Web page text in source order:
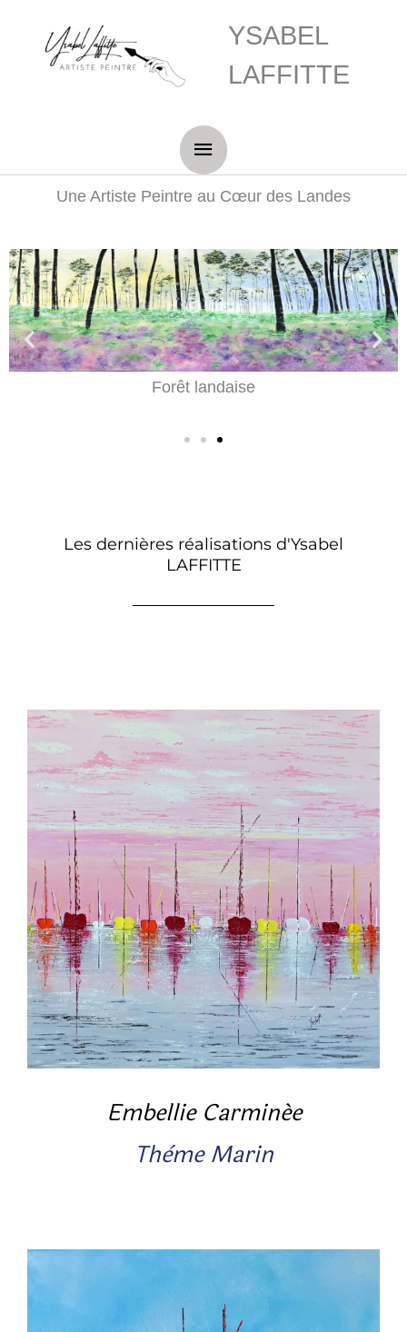
YSABEL
LAFFITTE
Menu
principal
Une Artiste Peintre au Cœur des Landes
Les dernières réalisations d'Ysabel
LAFFITTE
Embellie Carminée
Thème Marin